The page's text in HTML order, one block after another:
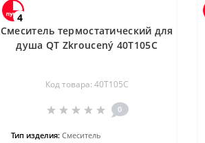
4
Смеситель термостатический для
душа QT Zkroucený 40T105C
Код товара: 40T105C
0
Тип изделия: Смеситель